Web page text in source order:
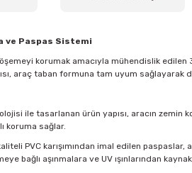
ve Paspas Sistemi
korumak amacıyla mühendislik
araç taban formuna tam uyum sağlayarak
ile tasarlanan ürün yapısı, aracın
koruma sağlar.
PVC karışımından imal edilen paspaslar,
bağlı aşınmalara ve UV ışınlarından